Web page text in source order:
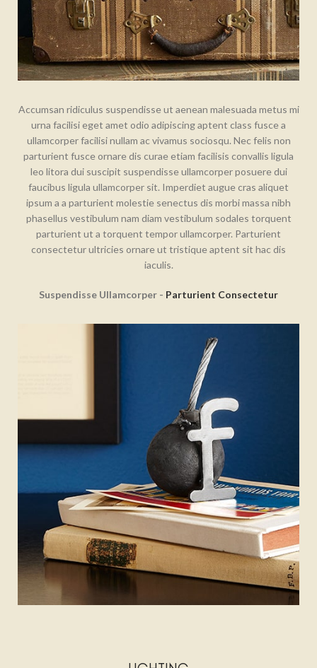
Accumsan ridiculus suspendisse ut aenean malesuada metus mi
urna facilisi eget amet odio adipiscing aptent class fusce a
ullamcorper facilisi nullam ac vivamus sociosqu. Nec felis non
parturient fusce ornare dis curae etiam facilisis convallis ligula
leo litora dui suscipit suspendisse ullamcorper posuere dui
faucibus ligula ullamcorper sit. Imperdiet augue cras aliquet
ipsum a a parturient molestie senectus dis morbi massa nibh
phasellus vestibulum nam diam vestibulum sodales torquent
parturient ut a torquent tempor ullamcorper. Parturient
consectetur ultricies ornare ut tristique aptent sit hac dis
iaculis.
Suspendisse Ullamcorper - Parturient Consectetur